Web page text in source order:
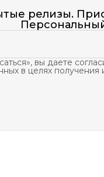
релизы.
вы даете
в целях